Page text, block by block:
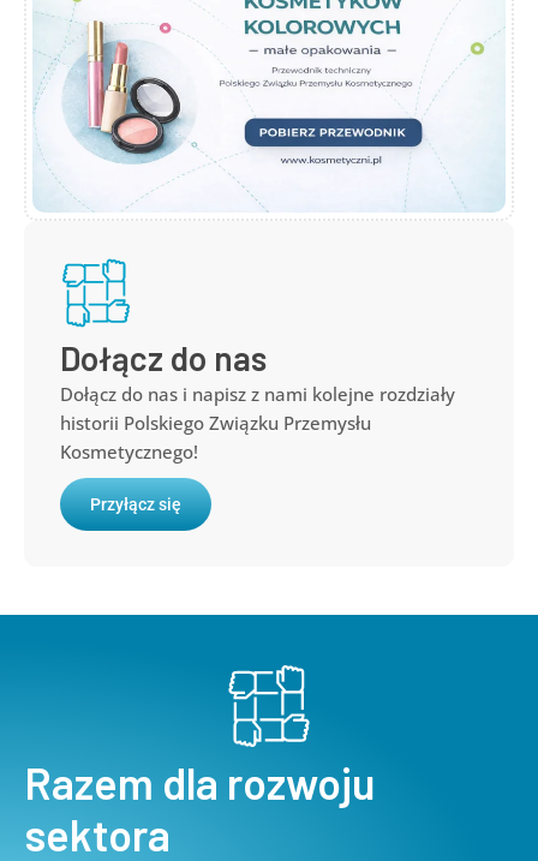
Dołącz do nas
Dołącz do nas i napisz z nami kolejne rozdziały
historii Polskiego Związku Przemysłu
Kosmetycznego!
Przyłącz się
Razem dla rozwoju
sektora